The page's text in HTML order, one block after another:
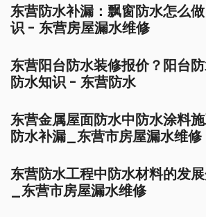
东营防水补漏：飘窗防水怎么
识 - 东营房屋漏水维修
东营阳台防水装修报价？阳台
防水知识 - 东营防水
东营金属屋面防水中防水涂料
防水补漏_东营市房屋漏水维修
东营防水工程中防水材料的发
_东营市房屋漏水维修